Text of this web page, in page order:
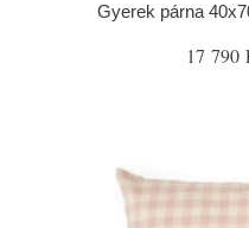
Gyerek párna
17 790